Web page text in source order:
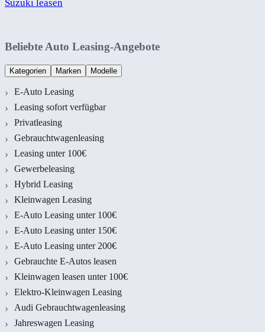
Suzuki leasen
Beliebte Auto Leasing-Angebote
Kategorien Marken Modelle
E-Auto Leasing
Leasing sofort verfügbar
Privatleasing
Gebrauchtwagenleasing
Leasing unter 100€
Gewerbeleasing
Hybrid Leasing
Kleinwagen Leasing
E-Auto Leasing unter 100€
E-Auto Leasing unter 150€
E-Auto Leasing unter 200€
Gebrauchte E-Autos leasen
Kleinwagen leasen unter 100€
Elektro-Kleinwagen Leasing
Audi Gebrauchtwagenleasing
Jahreswagen Leasing